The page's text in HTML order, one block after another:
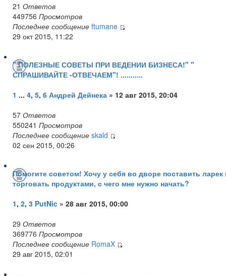
21 Ответов
449756 Просмотров
Последнее сообщение ftumane
29 окт 2015, 11:22
" ПОЛЕЗНЫЕ СОВЕТЫ ПРИ ВЕДЕНИИ БИЗНЕСА!" "
СПРАШИВАЙТЕ -ОТВЕЧАЕМ"! ...........
1 ... 4, 5, 6 Андрей Дейнека » 12 авг 2015, 20:04
57 Ответов
550241 Просмотров
Последнее сообщение skald
02 сен 2015, 00:26
Помогите советом! Хочу у себя во дворе поставить ларек
торговать продуктами, с чего мне нужно начать?
1, 2, 3 PutNic » 28 авг 2015, 00:00
29 Ответов
369776 Просмотров
Последнее сообщение RomaX
29 авг 2015, 02:01